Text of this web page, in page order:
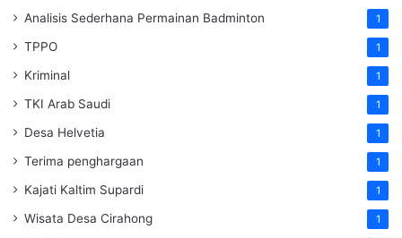
Analisis Sederhana Permainan Badminton 1
TPPO 1
Kriminal 1
TKI Arab Saudi 1
Desa Helvetia 1
Terima penghargaan 1
Kajati Kaltim Supardi 1
Wisata Desa Cirahong 1